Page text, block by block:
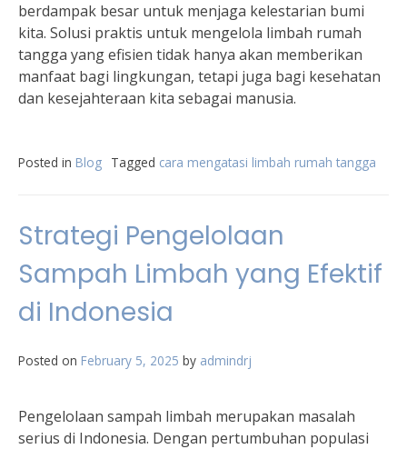
berdampak besar untuk menjaga kelestarian bumi
kita. Solusi praktis untuk mengelola limbah rumah
tangga yang efisien tidak hanya akan memberikan
manfaat bagi lingkungan, tetapi juga bagi kesehatan
dan kesejahteraan kita sebagai manusia.
Posted in Blog Tagged cara mengatasi limbah rumah tangga
Strategi Pengelolaan
Sampah Limbah yang Efektif
di Indonesia
Posted on February 5, 2025 by admindrj
Pengelolaan sampah limbah merupakan masalah
serius di Indonesia. Dengan pertumbuhan populasi